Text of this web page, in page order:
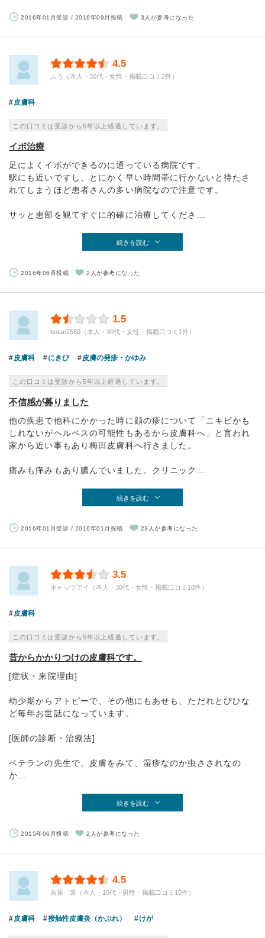
2016年01月受診 / 2016年09月投稿 3人が参考になった
4.5
ふう（本人・30代・女性・掲載口コミ2件）
皮膚科
この口コミは受診から5年以上経過しています。
イボ治療
足によくイボができるのに通っている病院です。
駅にも近いですし、とにかく早い時間帯に行かないと待たさ
れてしまうほど患者さんの多い病院なので注意です。
サッと患部を観てすぐに的確に治療してくださ...
続きを読む
2016年06月投稿 2人が参考になった
1.5
botan2580（本人・30代・女性・掲載口コミ1件）
皮膚科 にきび 皮膚の発疹・かゆみ
この口コミは受診から5年以上経過しています。
不信感が募りました
他の疾患で他科にかかった時に顔の疹について「ニキビかも
しれないがヘルペスの可能性もあるから皮膚科へ」と言われ
家から近い事もあり梅田皮膚科へ行きました。
痛みも痒みもあり膿んでいました。クリニック...
続きを読む
2016年01月受診 / 2016年01月投稿 23人が参考になった
3.5
キャッツアイ（本人・30代・女性・掲載口コミ10件）
皮膚科
この口コミは受診から5年以上経過しています。
昔からかかりつけの皮膚科です。
[症状・来院理由]
幼少期からアトピーで、その他にもあせも、ただれとびひな
ど毎年お世話になっています。
[医師の診断・治療法]
ベテランの先生で、皮膚をみて、湿疹なのか虫さされなの
か...
続きを読む
2015年06月投稿 2人が参考になった
4.5
灰原 哀（本人・10代・男性・掲載口コミ10件）
皮膚科 接触性皮膚炎（かぶれ） けが